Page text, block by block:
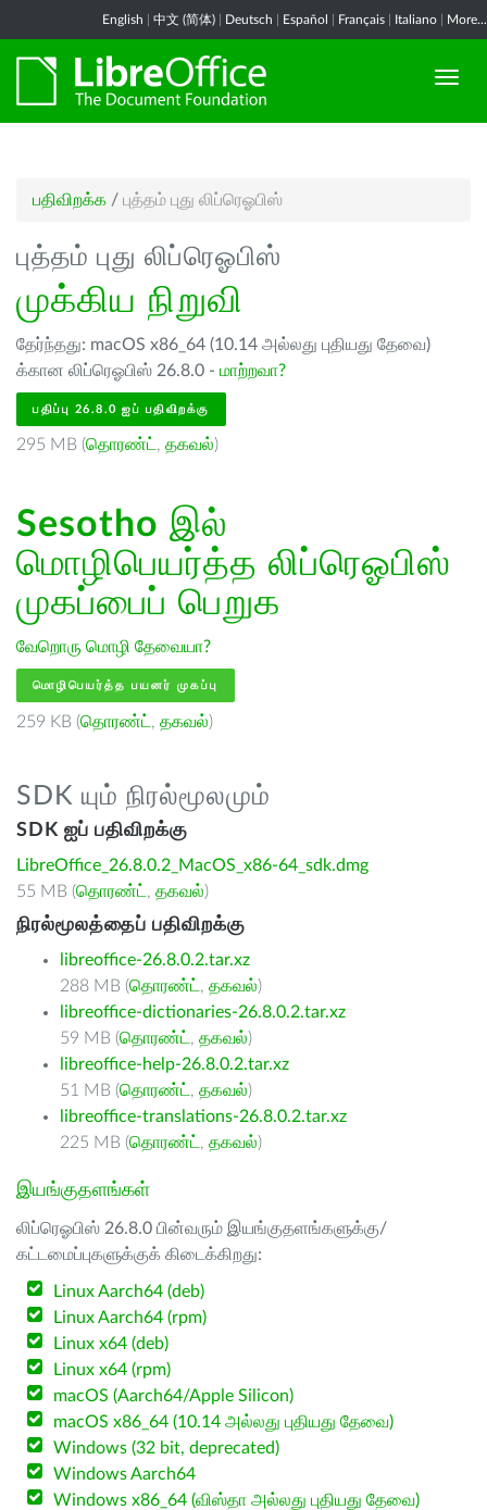
English 中文 (简体) Deutsch Español Français Italiano More...
பதிவிறக்க / புத்தம் புது லிப்ரெஓபிஸ்
புத்தம் புது லிப்ரெஓபிஸ்
முக்கிய நிறுவி
தேர்ந்தது: macOS x86_64 (10.14 அல்லது புதியது தேவை)
க்கான லிப்ரெஓபிஸ் 26.8.0 - மாற்றவா?
பதிப்பு 26.8.0 ஐப் பதிவிறக்கு
295 MB (தொரண்ட் , தகவல்)
Sesotho இல்
மொழிபெயர்த்த லிப்ரெஓபிஸ்
முகப்பைப் பெறுக
வேறொரு மொழி தேவையா?
மொழிபெயர்த்த பயனர் முகப்பு
259 KB (தொரண்ட் , தகவல்)
SDK யும் நிரல்மூலமும்
SDK ஐப் பதிவிறக்கு
LibreOffice_26.8.0.2_MacOS_x86-64_sdk.dmg
55 MB (தொரண்ட் , தகவல்)
நிரல்மூலத்தைப் பதிவிறக்கு
libreoffice-26.8.0.2.tar.xz
288 MB (தொரண்ட் , தகவல்)
libreoffice-dictionaries-26.8.0.2.tar.xz
59 MB (தொரண்ட் , தகவல்)
libreoffice-help-26.8.0.2.tar.xz
51 MB (தொரண்ட் , தகவல்)
libreoffice-translations-26.8.0.2.tar.xz
225 MB (தொரண்ட் , தகவல்)
இயங்குதளங்கள்
லிப்ரெஓபிஸ் 26.8.0 பின்வரும் இயங்குதளங்களுக்கு/
கட்டமைப்புகளுக்குக் கிடைக்கிறது:
Linux Aarch64 (deb)
Linux Aarch64 (rpm)
Linux x64 (deb)
Linux x64 (rpm)
macOS (Aarch64/Apple Silicon)
macOS x86_64 (10.14 அல்லது புதியது தேவை)
Windows (32 bit, deprecated)
Windows Aarch64
Windows x86_64 (விஸ்தா அல்லது புதியது தேவை)